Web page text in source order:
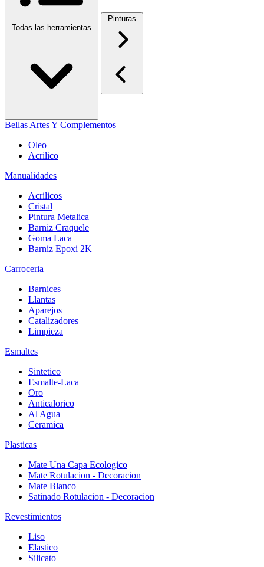
Todas las herramientas
Pinturas
Bellas Artes Y Complementos
Oleo
Acrilico
Manualidades
Acrilicos
Cristal
Pintura Metalica
Barniz Craquele
Goma Laca
Barniz Epoxi 2K
Carroceria
Barnices
Llantas
Aparejos
Catalizadores
Limpieza
Esmaltes
Sintetico
Esmalte-Laca
Oro
Anticalorico
Al Agua
Ceramica
Plasticas
Mate Una Capa Ecologico
Mate Rotulacion - Decoracion
Mate Blanco
Satinado Rotulacion - Decoracion
Revestimientos
Liso
Elastico
Silicato